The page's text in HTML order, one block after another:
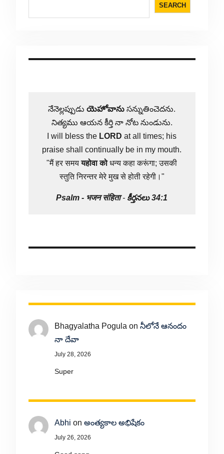
SEARCH
నేనెల్లప్పుడుయెహోవాను సన్నుతించెదను.
నిత్యము ఆయన కీర్తి నా నోట నుండును.
I will bless the LORD at all times; his
praise shall continually be in my mouth.
"मैं हर समययहोवा कोधन्य कहा करूंगा; उसकी
स्तुति निरन्तर मेरे मुख से होती रहेगी।"
Psalm - भजन संहिता- కీర్తనలు 34:1
Bhagyalatha Pogula on నీలోనే ఆనందం
నా దేవా
July 28, 2026
Super
Abhi on అంత్యకాల అభిషేకం
July 26, 2026